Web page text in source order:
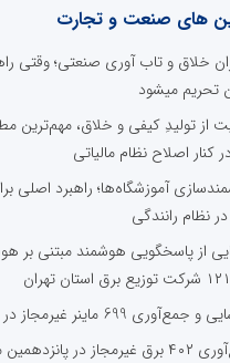
های صنعت و تجارت
خلاق و تاب آوری صنعتی؛ وقتی
تحریم میشود
از تولیدِ کیفی و خلاق، مهم‌ترین
کنار اصلاح نظام مالیاتی
آموزشگاه‌ها؛ راهبرد اصلی
نظام رانندگی
از پاسخگویی هوشمند مبتنی بر
699 ماینر غیرمجاز در استان تهران
جمع‌آوری ۴۰۲ برق غیرمجاز در